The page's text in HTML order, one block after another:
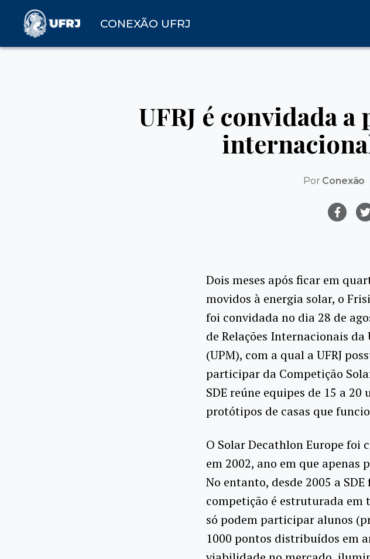
CONEXÃO UFRJ
UFRJ é convidada
Por Conexão
Dois meses após ficar em
movidos à energia solar, o
foi convidada no dia 28 de
de Relações Internacionais
(UPM), com a qual a UFRJ
participar da Competição
SDE reúne equipes de 15 a
protótipos de casas que
O Solar Decathlon Europe foi
em 2002, ano em que
No entanto, desde 2005 a
competição é estruturada em
só podem participar alunos
1000 pontos distribuídos em